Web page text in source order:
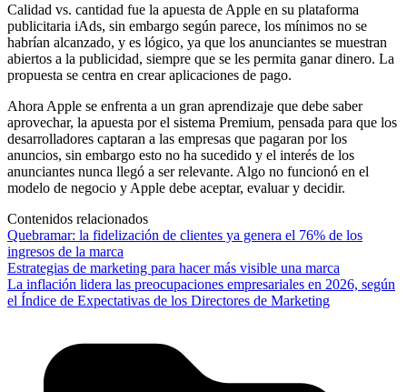
Calidad vs. cantidad fue la apuesta de Apple en su plataforma
publicitaria iAds, sin embargo según parece, los mínimos no se
habrían alcanzado, y es lógico, ya que los anunciantes se muestran
abiertos a la publicidad, siempre que se les permita ganar dinero. La
propuesta se centra en crear aplicaciones de pago.
Ahora Apple se enfrenta a un gran aprendizaje que debe saber
aprovechar, la apuesta por el sistema Premium, pensada para que los
desarrolladores captaran a las empresas que pagaran por los
anuncios, sin embargo esto no ha sucedido y el interés de los
anunciantes nunca llegó a ser relevante. Algo no funcionó en el
modelo de negocio y Apple debe aceptar, evaluar y decidir.
Contenidos relacionados
Quebramar: la fidelización de clientes ya genera el 76% de los
ingresos de la marca
Estrategias de marketing para hacer más visible una marca
La inflación lidera las preocupaciones empresariales en 2026, según
el Índice de Expectativas de los Directores de Marketing